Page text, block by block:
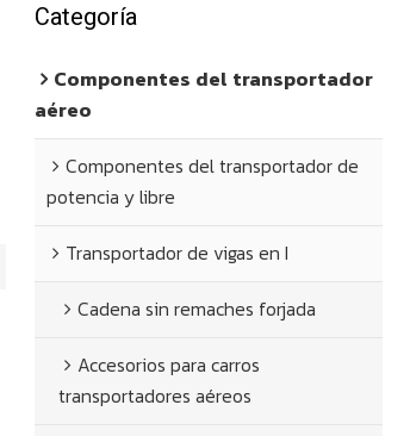
Categoría
Componentes del transportador
aéreo
Componentes del transportador de
potencia y libre
Transportador de vigas en I
Cadena sin remaches forjada
Accesorios para carros
transportadores aéreos